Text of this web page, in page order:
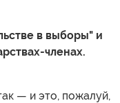
в выборы" и
членах.
— и это, пожалуй,